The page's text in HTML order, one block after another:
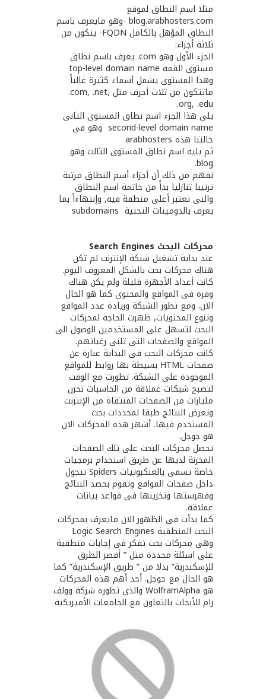
مثلا اسم النطاق لموقع
blog‪.‬arabhosters‪.‬com -وهو مايعرف باسم
النطاق المؤهل بالكامل FQDN- يتكون من
ثلاثة أجزاء:
الجزء الأول وهو ‪.‬com يعرف باسم نطاق
مستوى القمة top‪-‬level domain name
وهذا المستوى يشمل أسماء كثيرة غالباً
ماتتكون من ثلاث أحرف مثل ‪.‬com‪, .net,
.org, .edu‬
يلى هذا الجزء اسم نطاق المستوى الثانى
second‪-‬level domain name وهو فى
حالتنا هذه arabhosters
ثم يليه اسم نطاق المستوى الثالث وهو
blog.
نفهم من ذلك أن أجزاء أسم النطاق مرتبة
ترتيبا تنازليا بدأً من خاتمة اسم النطاق
والتى تعتبر أعلى منطقة فيه, وإنتهاءاً بما
يعرف بالدومينات التحتية subdomains ‪ ‬
محركات البحث Search Engines
عند بداية تشغيل شبكة الإنترنت لم تكن
هناك محركات بحث بالشكل المعروف اليوم.
كانت أعداد الأجهزة قليلة ولم يكن هناك
وفرة فى المواقع والمحتوى كما هو الحال
الان. ومع تطور الشبكة وزيادة عدد المواقع
وتنوع المحتويات, ظهرت الحاجة لمحركات
البحث لتسهل على المستخدمين الوصول الى
المواقع والصفحات التى تلبى رغباتهم.
كانت محركات البحث فى البداية عبارة عن
صفحات HTML بسيطة بها روابط للمواقع
الموجودة على الشبكة. تطورت مع الوقت
لتصبح شبكات عملاقة من الحاسبات تخزن
مليارات من الصفحات المنتقاة من الإنترنت
وتعرض النتائج طبقا لمحددات بحث
المستخدم فيها. أشهر هذه المحركات الان
هو جوجل.
تحصل محركات البحث على تلك الصفحات
المخزنة لديها عن طريق استخدام برمجيات
خاصة تسمى بالعنكبوتيات Spiders تتجول
داخل صفحات المواقع وتقوم بحصد النتائج
وفهرستها وتخزينها فى قواعد بيانات
عملاقة.
كما بدأت فى الظهور الان مايعرف بمحركات
البحث المنطقية Logic Search Engines
وهى محركات بحث تفكر فى إجابات منطقية
على اسئلة محددة مثل ” أقصر الطرق
للإسكندرية” بدلا من ” طريق الإسكندرية” كما
هو الحال مع جوجل. أحد أهم هذه المحركات
هو WolframAlpha والذى تطوره شركة وولف
رام للأبحاث بالتعاون مع الجامعات الأميريكية